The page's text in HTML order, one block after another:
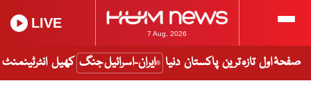
7 Aug, 2026
LIVE
صفحۂ اول تازہ ترین پاکستان دنیا ایران-اسرائیل جنگ کھیل انٹرٹینمنٹ